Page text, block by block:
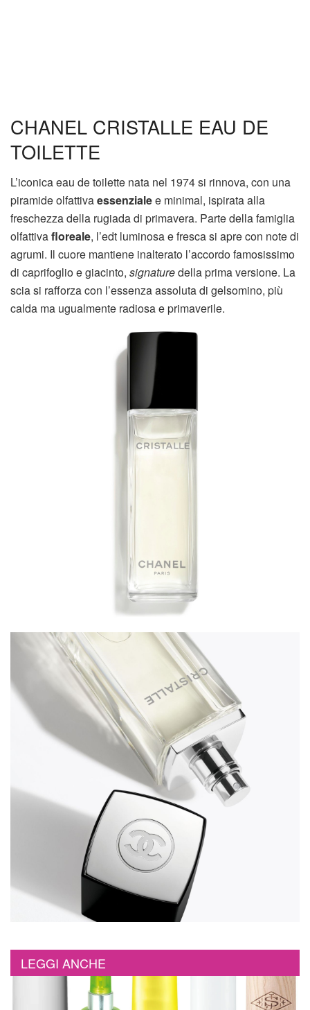
CHANEL CRISTALLE EAU DE
TOILETTE
L’iconica eau de toilette nata nel 1974 si rinnova, con una
piramide olfattivaessenzialee minimal, ispirata alla
freschezza della rugiada di primavera. Parte della famiglia
olfattivafloreale, l’edt luminosa e fresca si apre con note di
agrumi. Il cuore mantiene inalterato l’accordo famosissimo
di caprifoglio e giacinto, signaturedella prima versione. La
scia si rafforza con l’essenza assoluta di gelsomino, più
calda ma ugualmente radiosa e primaverile.
LEGGI ANCHE